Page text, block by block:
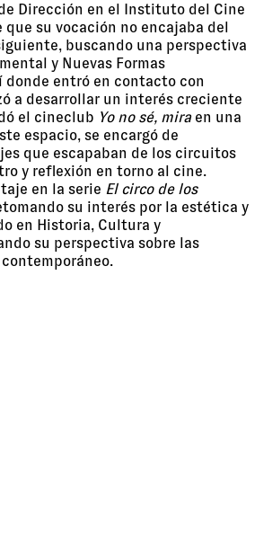
Dirección en el Instituto del Cine
su vocación no encajaba del
buscando una perspectiva
y Nuevas Formas
donde entró en contacto con
a desarrollar un interés creciente
el cineclub Yo no sé, miraen una
espacio, se encargó de
que escapaban de los circuitos
y reflexión en torno al cine.
en la serie El circo de los
su interés por la estética y
en Historia, Cultura y
su perspectiva sobre las